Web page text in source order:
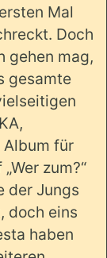
Mal
Doch
gehen mag,
gesamte
Album für
zum?“
der Jungs
doch eins
haben